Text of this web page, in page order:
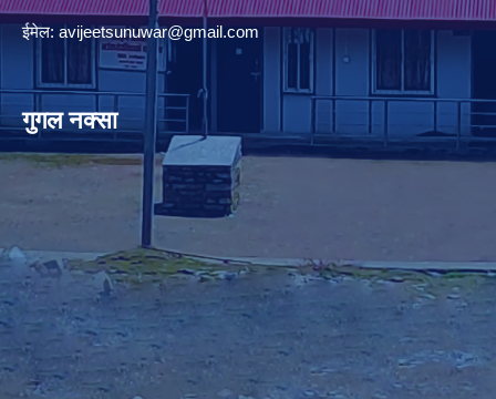
ईमेल: avijeetsunuwar@gmail.com
गुगल नक्सा